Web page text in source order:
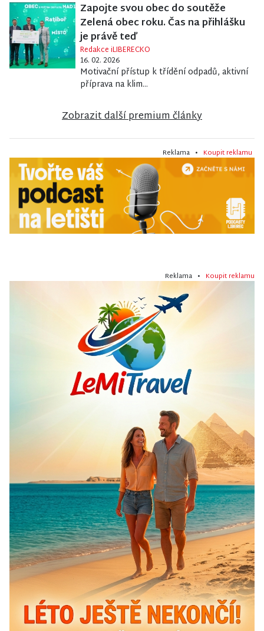
Zapojte svou obec do soutěže
Zelená obec roku. Čas na přihlášku
je právě teď
Redakce iLIBERECKO
16. 02. 2026
Motivační přístup k třídění odpadů, aktivní
příprava na klim...
Zobrazit další premium články
Reklama • Koupit reklamu
Reklama • Koupit reklamu